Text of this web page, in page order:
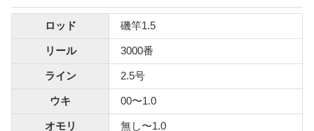
ロッド 磯竿1.5
リール 3000番
ライン 2.5号
ウキ 00〜1.0
オモリ 無し〜1.0